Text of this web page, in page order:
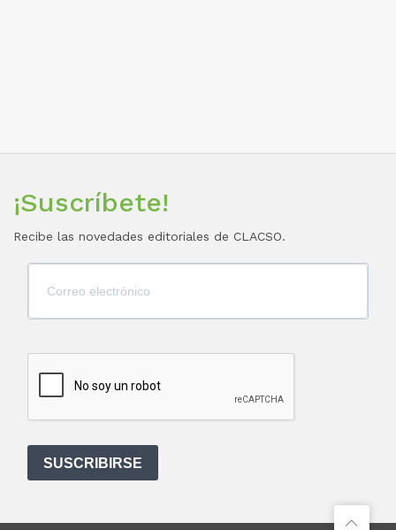
¡Suscríbete!
Recibe las novedades editoriales de CLACSO.
SUSCRIBIRSE